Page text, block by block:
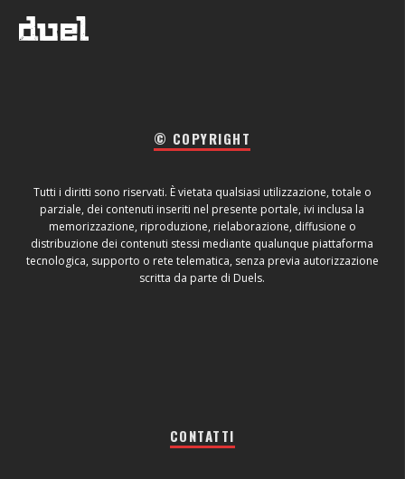
© COPYRIGHT
Tutti i diritti sono riservati. È vietata qualsiasi utilizzazione, totale o
parziale, dei contenuti inseriti nel presente portale, ivi inclusa la
memorizzazione, riproduzione, rielaborazione, diffusione o
distribuzione dei contenuti stessi mediante qualunque piattaforma
tecnologica, supporto o rete telematica, senza previa autorizzazione
scritta da parte di Duels.
CONTATTI